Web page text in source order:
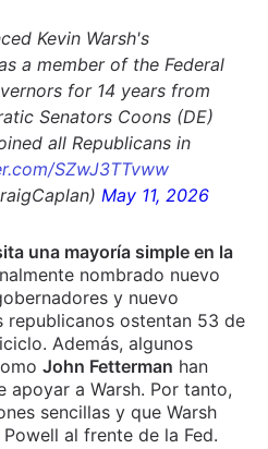
Kevin Warsh's
a member of the Federal
for 14 years from
Senators Coons (DE)
all Republicans in
SZwJ3TTvww
May 11, 2026
una mayoría simple en la
nombrado nuevo
y nuevo
republicanos ostentan 53 de
Además, algunos
John Fetterman han
apoyar a Warsh. Por tanto,
sencillas y que Warsh
al frente de la Fed.